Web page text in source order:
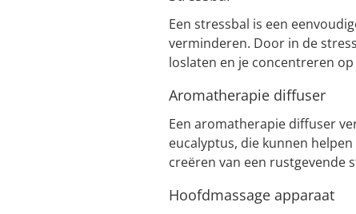
Een stressbal is een
verminderen. Door in de
loslaten en je concentreren
Aromatherapie diffuser
Een aromatherapie diffuser
eucalyptus, die kunnen
creëren van een rustgevende
Hoofdmassage apparaat